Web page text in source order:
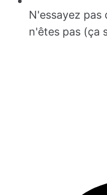
N'essayez pas
n'êtes pas (ça